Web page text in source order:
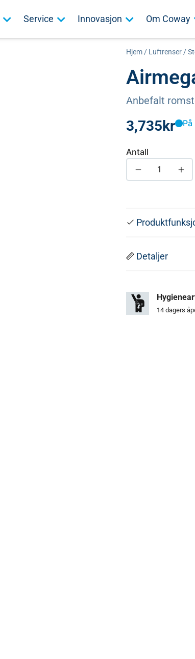
Service Innovasjon Om Coway
Hjem / Luftrenser /
Anbefalt
3,735kr
Antall
Detaljer
14 dagers